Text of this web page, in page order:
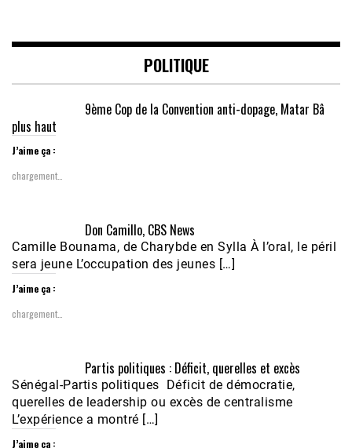
POLITIQUE
9ème Cop de la Convention anti-dopage, Matar Bâ
plus haut
J’aime ça :
chargement…
Don Camillo, CBS News
Camille Bounama, de Charybde en Sylla À l’oral, le péril
sera jeune L’occupation des jeunes […]
J’aime ça :
chargement…
Partis politiques : Déficit, querelles et excès
Sénégal-Partis politiques Déficit de démocratie,
querelles de leadership ou excès de centralisme
L’expérience a montré […]
J’aime ça :